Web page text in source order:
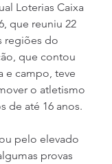
Loterias Caixa
que reuniu 22
regiões do
que contou
e campo, teve
o atletismo
de até 16 anos.
pelo elevado
provas